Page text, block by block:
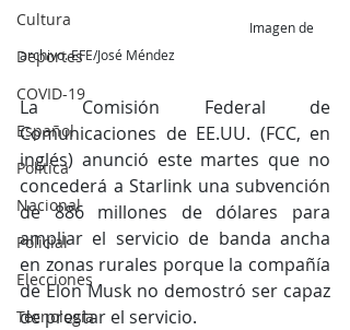
Cultura
Deportes
COVID-19
Español
Política
Nacional
Policial
Elecciones
Tecnología
                                                                      Imagen de
archivo. EFE/José Méndez
La Comisión Federal de
Comunicaciones de EE.UU. (FCC, en
inglés) anunció este martes que no
concederá a Starlink una subvención
de 886 millones de dólares para
ampliar el servicio de banda ancha
en zonas rurales porque la compañía
de Elon Musk no demostró ser capaz
de prestar el servicio.